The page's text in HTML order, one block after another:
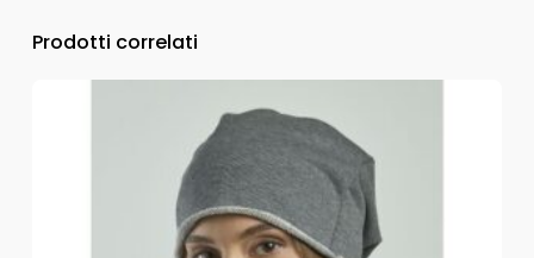
Prodotti correlati